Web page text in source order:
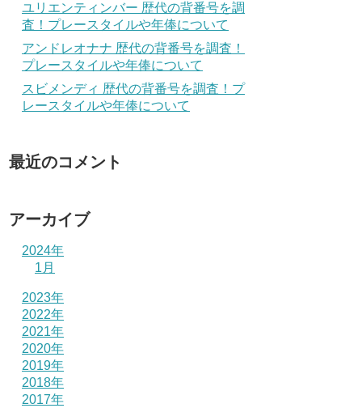
ユリエンティンバー 歴代の背番号を調
査！プレースタイルや年俸について
アンドレオナナ 歴代の背番号を調査！
プレースタイルや年俸について
スビメンディ 歴代の背番号を調査！プ
レースタイルや年俸について
最近のコメント
アーカイブ
2024年
1月
2023年
2022年
2021年
2020年
2019年
2018年
2017年